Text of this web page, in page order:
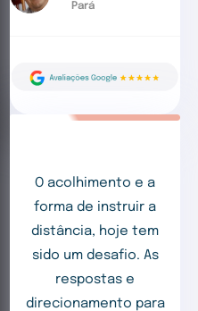
Pará
O acolhimento e a
forma de instruir a
distância, hoje tem
sido um desafio. As
respostas e
direcionamento para